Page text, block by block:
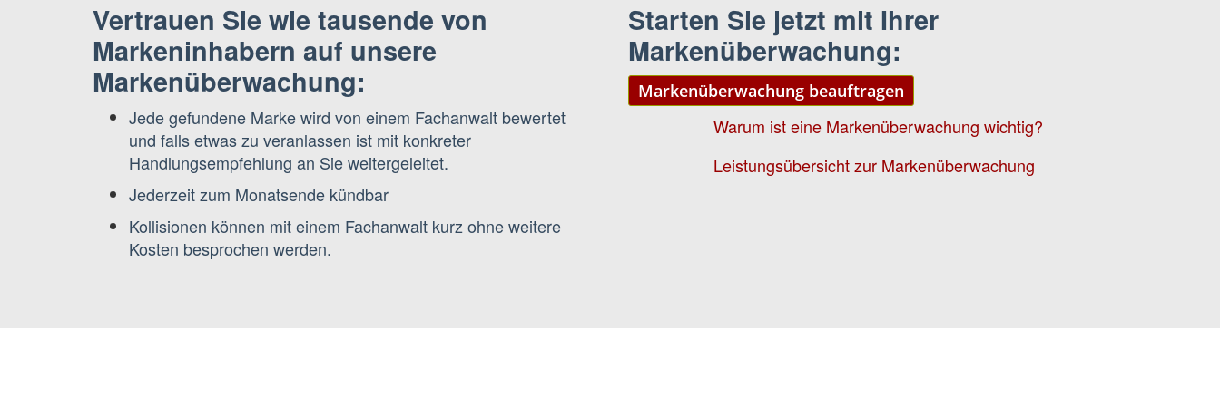
Vertrauen Sie wie tausende von
Markeninhabern auf unsere
Markenüberwachung:
Jede gefundene Marke wird von einem Fachanwalt bewertet
und falls etwas zu veranlassen ist mit konkreter
Handlungsempfehlung an Sie weitergeleitet.
Jederzeit zum Monatsende kündbar
Kollisionen können mit einem Fachanwalt kurz ohne weitere
Kosten besprochen werden.
Starten Sie jetzt mit Ihrer
Markenüberwachung:
Markenüberwachung beauftragen
Warum ist eine Markenüberwachung wichtig?
Leistungsübersicht zur Markenüberwachung